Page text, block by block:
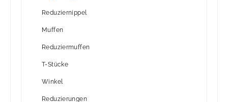
Reduziernippel
Muffen
Reduziermuffen
T-Stücke
Winkel
Reduzierungen